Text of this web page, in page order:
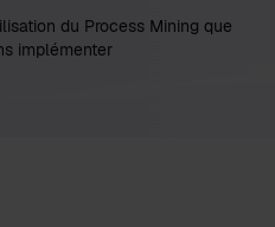
du Process Mining que
implémenter